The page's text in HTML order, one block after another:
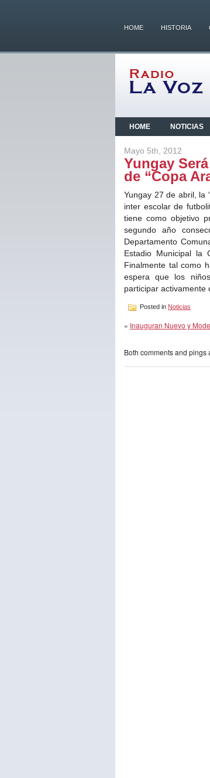
HOME HISTORIA
HOME NOTICIAS
Mayo 5th, 2012
Yungay
de “Copa
Yungay 27 de abril, la
inter escolar de
tiene como objetivo
segundo año
Departamento
Estadio Municipal la
Finalmente tal como
espera que los
participar activamente
Posted in Noticias
« Inauguran Nuevo y
Both comments and pings